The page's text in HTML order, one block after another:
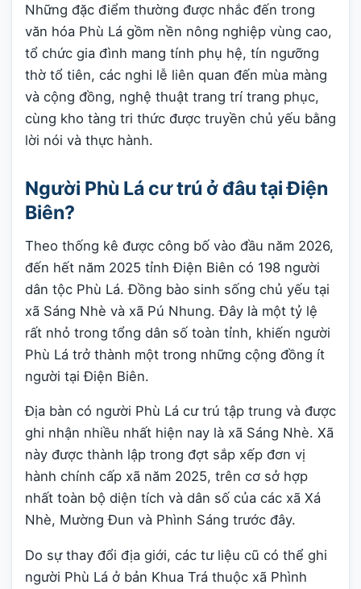
Những đặc điểm thường được nhắc đến trong
văn hóa Phù Lá gồm nền nông nghiệp vùng cao,
tổ chức gia đình mang tính phụ hệ, tín ngưỡng
thờ tổ tiên, các nghi lễ liên quan đến mùa màng
và cộng đồng, nghệ thuật trang trí trang phục,
cùng kho tàng tri thức được truyền chủ yếu bằng
lời nói và thực hành.
Người Phù Lá cư trú ở đâu tại Điện
Biên?
Theo thống kê được công bố vào đầu năm 2026,
đến hết năm 2025 tỉnh Điện Biên có 198 người
dân tộc Phù Lá. Đồng bào sinh sống chủ yếu tại
xã Sáng Nhè và xã Pú Nhung. Đây là một tỷ lệ
rất nhỏ trong tổng dân số toàn tỉnh, khiến người
Phù Lá trở thành một trong những cộng đồng ít
người tại Điện Biên.
Địa bàn có người Phù Lá cư trú tập trung và được
ghi nhận nhiều nhất hiện nay là xã Sáng Nhè. Xã
này được thành lập trong đợt sắp xếp đơn vị
hành chính cấp xã năm 2025, trên cơ sở hợp
nhất toàn bộ diện tích và dân số của các xã Xá
Nhè, Mường Đun và Phình Sáng trước đây.
Do sự thay đổi địa giới, các tư liệu cũ có thể ghi
người Phù Lá ở bản Khua Trá thuộc xã Phình